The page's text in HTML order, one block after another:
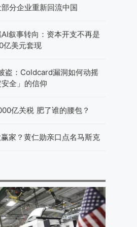
分企业重新回流中国
叙事转向：资本开支不再是
亿美元套现
盗：Coldcard漏洞如何动摇
安全」的信仰
亿关税 肥了谁的腰包？
家？黄仁勋亲口点名马斯克